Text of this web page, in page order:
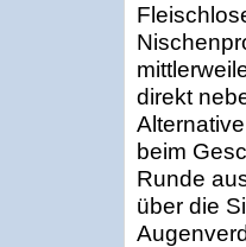
direkt
beim
Runde
über die